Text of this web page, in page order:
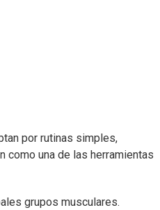
por rutinas simples,
como una de las herramientas
grupos musculares.